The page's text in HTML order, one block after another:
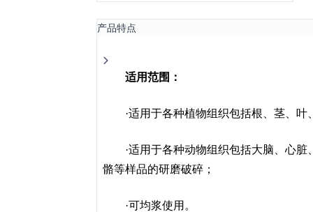
产品特点
适用范围：
·适用于各种植物组织包括根、茎、
·适用于各种动物组织包括大脑、心
骼等样品的研磨破碎；
·可均浆使用。